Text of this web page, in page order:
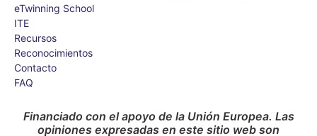
eTwinning School
ITE
Recursos
Reconocimientos
Contacto
FAQ
Financiado con el apoyo de la Unión Europea. Las
opiniones expresadas en este sitio web son